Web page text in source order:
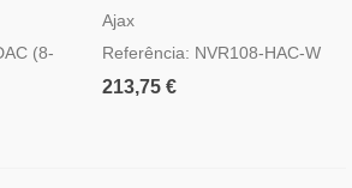
|
(8-
Branco — Gravador IP Com
Ajax
Referência: NVR108-HAC-W
213,75 €